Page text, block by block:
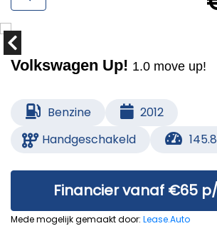
Volkswagen Up! 1.0 move up!
Benzine
2012
Handgeschakeld
Financier vanaf €65
Mede mogelijk gemaakt door: Lease.Auto